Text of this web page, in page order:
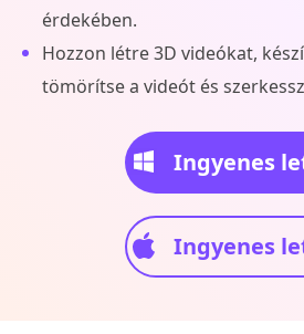
érdekében.
Hozzon létre 3D videókat,
tömörítse a videót és
Ingyenes
Ingyenes